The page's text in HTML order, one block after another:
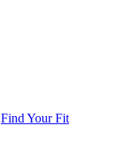
Find Your Fit